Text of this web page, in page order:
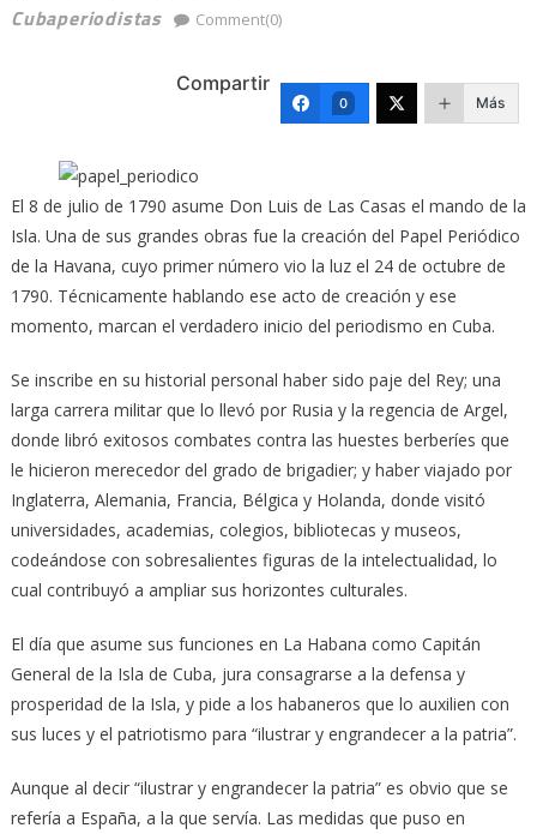
Cubaperiodistas
Comment(0)
Compartir
0 Más
El 8 de julio de 1790 asume Don Luis de Las Casas el mando de la
Isla. Una de sus grandes obras fue la creación del Papel Periódico
de la Havana, cuyo primer número vio la luz el 24 de octubre de
1790. Técnicamente hablando ese acto de creación y ese
momento, marcan el verdadero inicio del periodismo en Cuba.
Se inscribe en su historial personal haber sido paje del Rey; una
larga carrera militar que lo llevó por Rusia y la regencia de Argel,
donde libró exitosos combates contra las huestes berberíes que
le hicieron merecedor del grado de brigadier; y haber viajado por
Inglaterra, Alemania, Francia, Bélgica y Holanda, donde visitó
universidades, academias, colegios, bibliotecas y museos,
codeándose con sobresalientes figuras de la intelectualidad, lo
cual contribuyó a ampliar sus horizontes culturales.
El día que asume sus funciones en La Habana como Capitán
General de la Isla de Cuba, jura consagrarse a la defensa y
prosperidad de la Isla, y pide a los habaneros que lo auxilien con
sus luces y el patriotismo para “ilustrar y engrandecer a la patria”.
Aunque al decir “ilustrar y engrandecer la patria” es obvio que se
refería a España, a la que servía. Las medidas que puso en